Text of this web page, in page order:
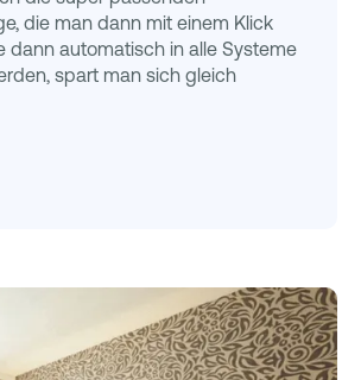
die man dann mit einem Klick
dann automatisch in alle Systeme
spart man sich gleich